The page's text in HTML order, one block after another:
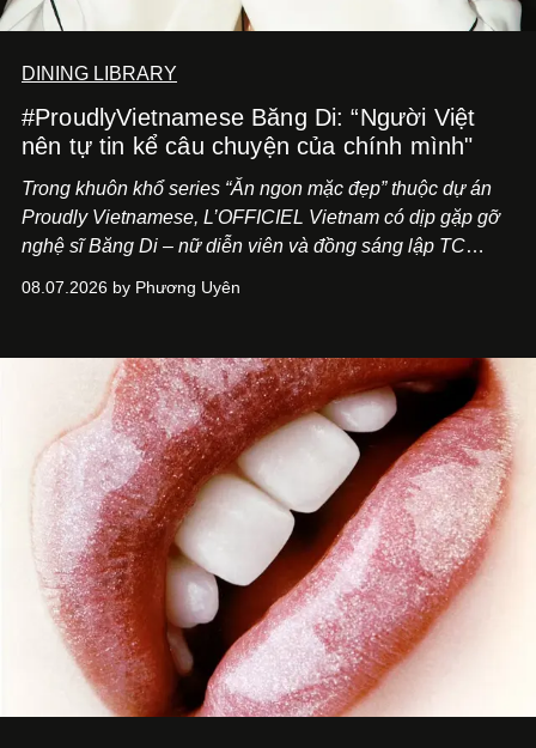
DINING LIBRARY
#ProudlyVietnamese Băng Di: “Người Việt
nên tự tin kể câu chuyện của chính mình"
Trong khuôn khổ series “Ăn ngon mặc đẹp” thuộc dự án
Proudly Vietnamese, L’OFFICIEL Vietnam có dịp gặp gỡ
nghệ sĩ Băng Di – nữ diễn viên và đồng sáng lập TC
Kitchen Bar và SALEM tại TP.HCM.
08.07.2026 by Phương Uyên